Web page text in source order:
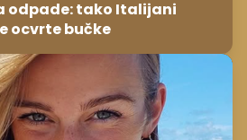
odpade: tako Italijani
ocvrte bučke